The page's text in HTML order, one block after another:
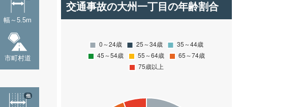
幅～5.5m
市町村道
他
交通事故の大州一丁目の年齢割合